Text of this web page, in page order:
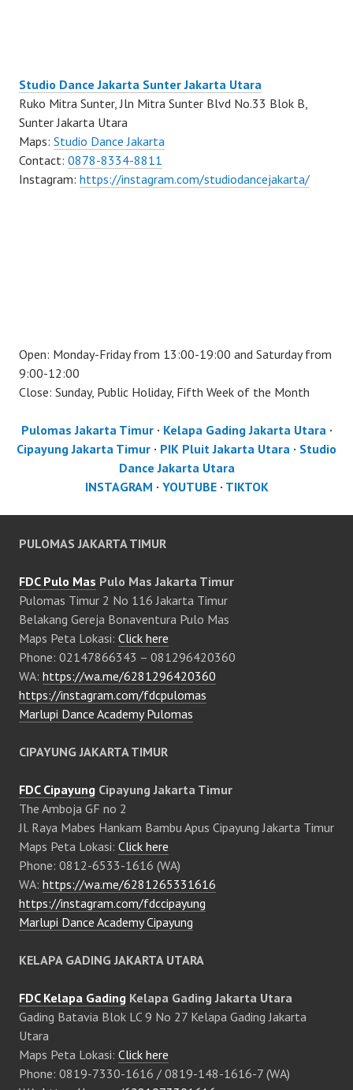
Studio Dance Jakarta Sunter Jakarta Utara
Ruko Mitra Sunter, Jln Mitra Sunter Blvd No.33 Blok B,
Sunter Jakarta Utara
Maps: Studio Dance Jakarta
Contact: 0878-8334-8811
Instagram: https://instagram.com/studiodancejakarta/
Open: Monday-Friday from 13:00-19:00 and Saturday from
9:00-12:00
Close: Sunday, Public Holiday, Fifth Week of the Month
Pulomas Jakarta Timur· Kelapa Gading Jakarta Utara ·
Cipayung Jakarta Timur · PIK Pluit Jakarta Utara · Studio
Dance Jakarta Utara
INSTAGRAM · YOUTUBE· TIKTOK
PULOMAS JAKARTA TIMUR
FDC Pulo Mas Pulo Mas Jakarta Timur
Pulomas Timur 2 No 116 Jakarta Timur
Belakang Gereja Bonaventura Pulo Mas
Maps Peta Lokasi: Click here
Phone: 02147866343 – 081296420360
WA: https://wa.me/6281296420360
https://instagram.com/fdcpulomas
Marlupi Dance Academy Pulomas
CIPAYUNG JAKARTA TIMUR
FDC Cipayung Cipayung Jakarta Timur
The Amboja GF no 2
Jl. Raya Mabes Hankam Bambu Apus Cipayung Jakarta Timur
Maps Peta Lokasi: Click here
Phone: 0812-6533-1616 (WA)
WA: https://wa.me/6281265331616
https://instagram.com/fdccipayung
Marlupi Dance Academy Cipayung
KELAPA GADING JAKARTA UTARA
FDC Kelapa Gading Kelapa Gading Jakarta Utara
Gading Batavia Blok LC 9 No 27 Kelapa Gading Jakarta
Utara
Maps Peta Lokasi: Click here
Phone: 0819-7330-1616 / 0819-148-1616-7 (WA)